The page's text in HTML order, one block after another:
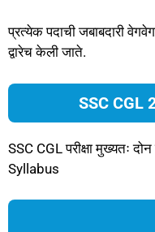
प्रत्येक पदाची जबाबदारी
द्वारेच केली जाते.
SSC CGL
SSC CGL परीक्षा मुख्यतः
Syllabus